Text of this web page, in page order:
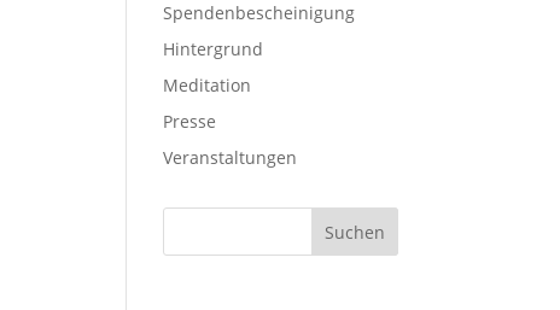
Spendenbescheinigung
Hintergrund
Meditation
Presse
Veranstaltungen
Suchen